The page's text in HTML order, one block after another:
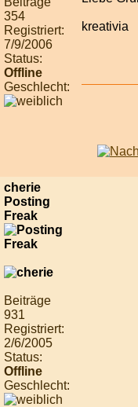
354
Registriert:
7/9/2006
Status:
Offline
Geschlecht:
kreativia
cherie
Posting
Freak
Beiträge
931
Registriert:
2/6/2005
Status:
Offline
Geschlecht: